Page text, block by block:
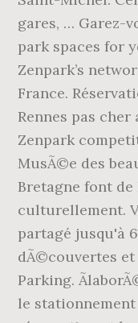
gares, … Garez-
park spaces for
Zenpark’s
France.
Rennes pas cher
Zenpark
MusÃ©e des
Bretagne font
culturellement.
partagé jusqu'à
dÃ©couvertes
Parking.
le